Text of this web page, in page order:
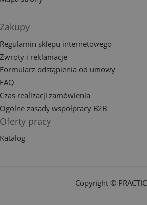
Zakupy
Regulamin sklepu internetowego
Zwroty i reklamacje
Formularz odstąpienia od umowy
FAQ
Czas realizacji zamówienia
Ogólne zasady współpracy B2B
Oferty pracy
Katalog
Copyright © PRACTIC